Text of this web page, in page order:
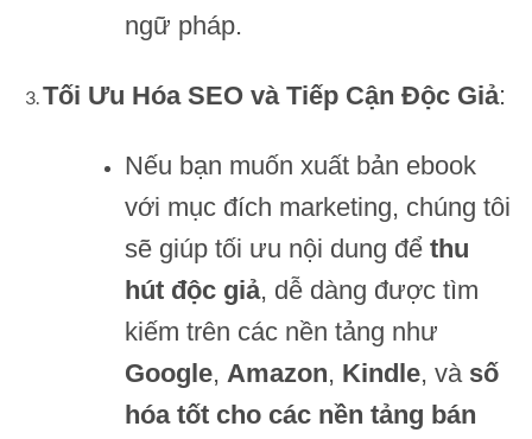
ngữ pháp.
Tối Ưu Hóa SEO và Tiếp Cận Độc Giả:
Nếu bạn muốn xuất bản ebook
với mục đích marketing, chúng tôi
sẽ giúp tối ưu nội dung để thu
hút độc giả, dễ dàng được tìm
kiếm trên các nền tảng như
Google, Amazon, Kindle, và số
hóa tốt cho các nền tảng bán